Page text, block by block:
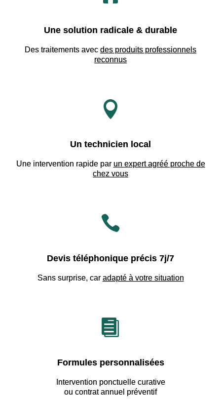
Une solution radicale & durable
Des traitements avec des produits professionnels
reconnus

Un technicien local
Une intervention rapide par un expert agréé proche de
chez vous

Devis téléphonique précis 7j/7
Sans surprise, car adapté à votre situation

Formules personnalisées
Intervention ponctuelle curative
ou contrat annuel préventif